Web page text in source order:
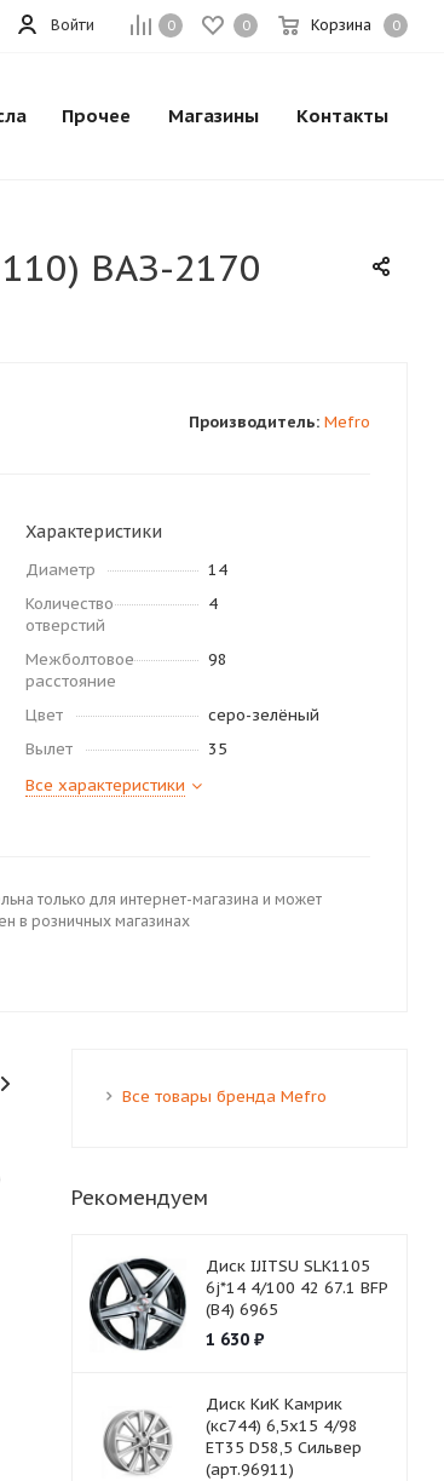
0 0 Корзина 0
Войти
Прочее Магазины Контакты
ВАЗ-2170
Производитель: Mefro
Характеристики
Диаметр
14
Количество
отверстий
4
Межболтовое
расстояние
98
Цвет
серо-зелёный
Вылет
35
Все характеристики
только для интернет-магазина и может
в розничных магазинах
Все товары бренда Mefro
Рекомендуем
Диск IJITSU SLK1105
6j*14 4/100 42 67.1 BFP
(B4) 6965
1 630₽
Диск КиК Камрик
(кс744) 6,5х15 4/98
ET35 D58,5 Сильвер
(арт.96911)